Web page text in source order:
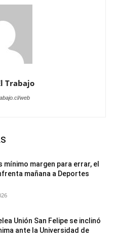
Trabajo
web
mínimo margen para errar, el
mañana a Deportes
Unión San Felipe se inclinó
ante la Universidad de